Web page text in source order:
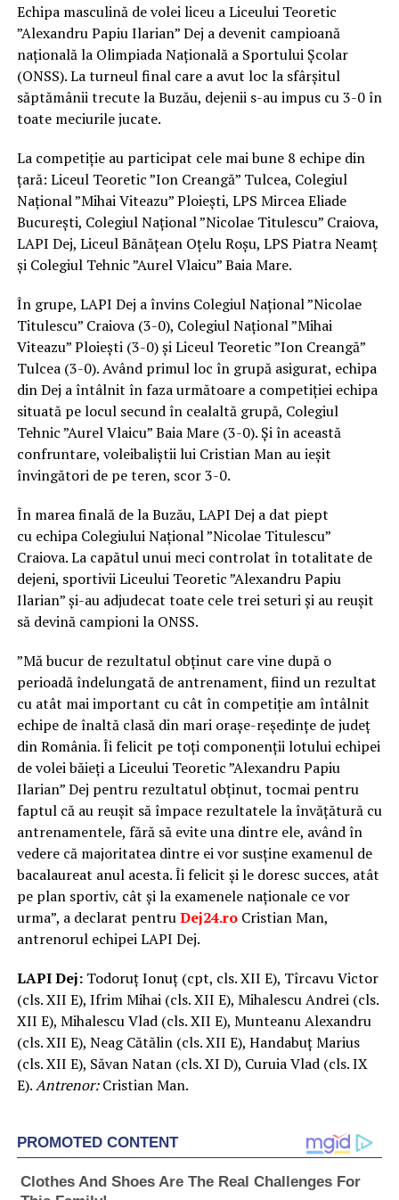
Echipa masculină de volei liceu a Liceului Teoretic
”Alexandru Papiu Ilarian” Dej a devenit campioană
națională la Olimpiada Națională a Sportului Școlar
(ONSS). La turneul final care a avut loc la sfârșitul
săptămânii trecute la Buzău, dejenii s-au impus cu 3-0 în
toate meciurile jucate.
La competiție au participat cele mai bune 8 echipe din
țară: Liceul Teoretic ”Ion Creangă” Tulcea, Colegiul
Național ”Mihai Viteazu” Ploiești, LPS Mircea Eliade
București, Colegiul Național ”Nicolae Titulescu” Craiova,
LAPI Dej, Liceul Bănățean Oțelu Roșu, LPS Piatra Neamț
și Colegiul Tehnic ”Aurel Vlaicu” Baia Mare.
În grupe, LAPI Dej a învins Colegiul Național ”Nicolae
Titulescu” Craiova (3-0), Colegiul Național ”Mihai
Viteazu” Ploiești (3-0) și Liceul Teoretic ”Ion Creangă”
Tulcea (3-0). Având primul loc în grupă asigurat, echipa
din Dej a întâlnit în faza următoare a competiției echipa
situată pe locul secund în cealaltă grupă, Colegiul
Tehnic ”Aurel Vlaicu” Baia Mare (3-0). Și în această
confruntare, voleibaliștii lui Cristian Man au ieșit
învingători de pe teren, scor 3-0.
În marea finală de la Buzău, LAPI Dej a dat piept
cu echipa Colegiului Național ”Nicolae Titulescu”
Craiova. La capătul unui meci controlat în totalitate de
dejeni, sportivii Liceului Teoretic ”Alexandru Papiu
Ilarian” și-au adjudecat toate cele trei seturi și au reușit
să devină campioni la ONSS.
”Mă bucur de rezultatul obținut care vine după o
perioadă îndelungată de antrenament, fiind un rezultat
cu atât mai important cu cât în competiție am întâlnit
echipe de înaltă clasă din mari orașe-reședințe de județ
din România. Îi felicit pe toți componenții lotului echipei
de volei băieți a Liceului Teoretic ”Alexandru Papiu
Ilarian” Dej pentru rezultatul obținut, tocmai pentru
faptul că au reușit să împace rezultatele la învățătură cu
antrenamentele, fără să evite una dintre ele, având în
vedere că majoritatea dintre ei vor susține examenul de
bacalaureat anul acesta. Îi felicit și le doresc succes, atât
pe plan sportiv, cât și la examenele naționale ce vor
urma”, a declarat pentruDej24.roCristian Man,
antrenorul echipei LAPI Dej.
LAPI Dej:Todoruț Ionuț (cpt, cls. XII E), Tîrcavu Victor
(cls. XII E), Ifrim Mihai (cls. XII E), Mihalescu Andrei (cls.
XII E), Mihalescu Vlad (cls. XII E), Munteanu Alexandru
(cls. XII E), Neag Cătălin (cls. XII E), Handabuț Marius
(cls. XII E), Săvan Natan (cls. XI D), Curuia Vlad (cls. IX
E).Antrenor:Cristian Man.